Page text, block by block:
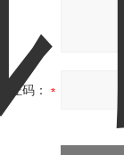
验证码：